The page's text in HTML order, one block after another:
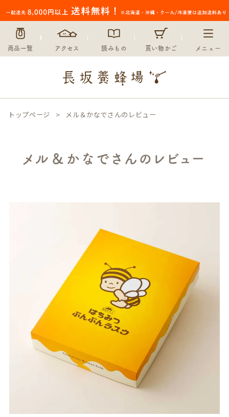
商品一覧 アクセス 読みもの 買い物かご メニュー
トップページ メル＆かなでさんのレビュー
メル＆かなでさんのレビュー